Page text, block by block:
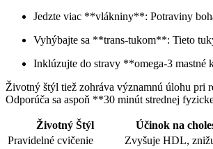
Jedzte⁤ viac **vlákniny**: Potraviny
Vyhýbajte sa **trans-tukom**: Tieto
Inklúzujte do stravy **omega-3‌ mastné
Životný⁣ štýl​ tiež zohráva významnú úlohu
⁢Odporúča sa ‍aspoň **30 ‍minút ⁢strednej
Životný Štýl
Účinok na
Pravidelné ‌cvičenie
Zvyšuje HDL,